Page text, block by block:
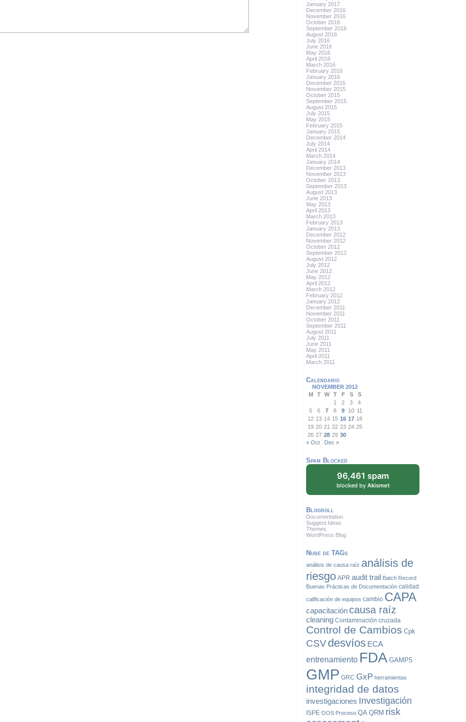
January 2017
December 2016
November 2016
October 2016
September 2016
August 2016
July 2016
June 2016
May 2016
April 2016
March 2016
February 2016
January 2016
December 2015
November 2015
October 2015
September 2015
August 2015
July 2015
May 2015
February 2015
January 2015
December 2014
July 2014
April 2014
March 2014
January 2014
December 2013
November 2013
October 2013
September 2013
August 2013
June 2013
May 2013
April 2013
March 2013
February 2013
January 2013
December 2012
November 2012
October 2012
September 2012
August 2012
July 2012
June 2012
May 2012
April 2012
March 2012
February 2012
January 2012
December 2011
November 2011
October 2011
September 2011
August 2011
July 2011
June 2011
May 2011
April 2011
March 2011
Calendario
NOVEMBER 2012
M
T W T F S
S
1
2 3
4
5
6 7 8 9 10 11
12 13 14 15 16 17 18
19 20 21 22 23 24 25
26 27 28 29 30
« Oct
Dec »
Spam Blocked
96,461 spam
blocked by Akismet
Blogroll
Documentation
Suggest Ideas
Themes
WordPress Blog
Nube de TAGs
análisis de causa raíz análisis de
riesgo APR audit trail Batch Record
Buenas Prácticas de Documentación calidad
calificación de equipos cambio CAPA
capacitacióncausa raíz
cleaning Contaminación cruzada
Control de Cambios Cpk
CSVdesvíos ECA
entrenamiento FDA GAMP5
GMP GRC GxP herramientas
integridad de datos
investigaciones Investigación
ISPE OOS Proceso QA QRM risk